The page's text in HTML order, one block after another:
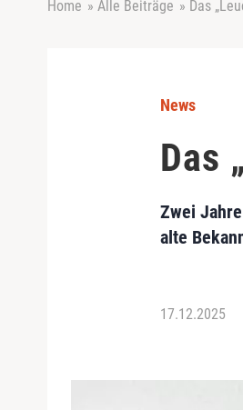
Home » Alle Beiträge » Das
News
Das
Zwei
alte
17.12.2025